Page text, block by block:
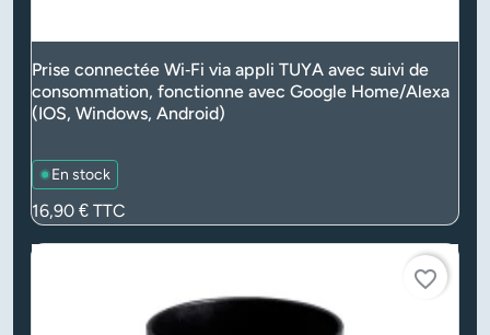
Prise connectée Wi‑Fi via appli TUYA avec suivi de
consommation, fonctionne avec Google Home/Alexa
(IOS, Windows, Android)
En stock
Prix
16,90 € TTC
favorite_border